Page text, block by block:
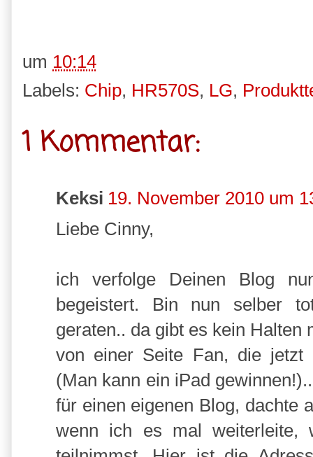
um 10:14
Labels: Chip, HR570S, LG,
1 Kommentar:
Keksi 19. November 2010 um
Liebe Cinny,
ich verfolge Deinen Blog
begeistert. Bin nun selber
geraten.. da gibt es kein Halten
von einer Seite Fan, die jetzt
(Man kann ein iPad
für einen eigenen Blog, dachte
wenn ich es mal weiterleite,